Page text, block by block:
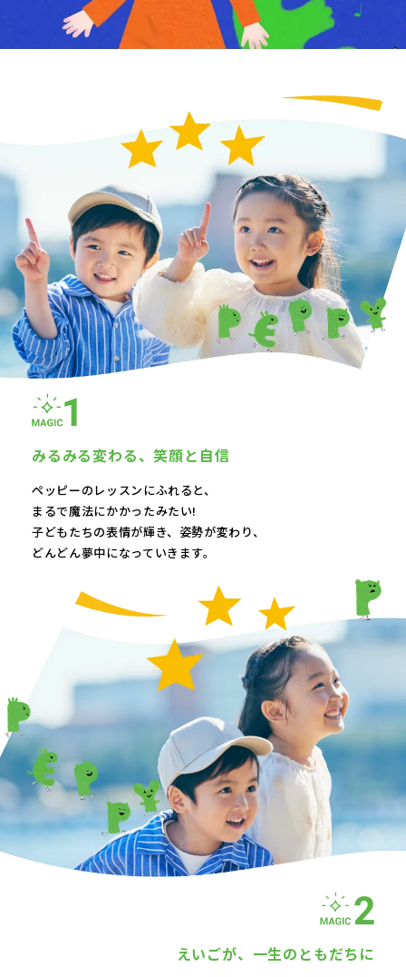
みるみる変わる、笑顔と自信
ペッピーのレッスンにふれると、
まるで魔法にかかったみたい!
子どもたちの表情が輝き、 姿勢が変わり、
どんどん夢中になっていきます。
えいごが、 一生のともだちに